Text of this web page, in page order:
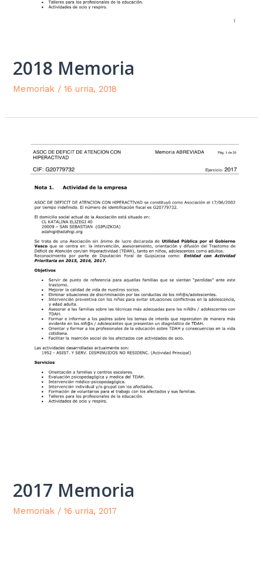
2018 Memoria
Memoriak /16 urria, 2018
2017 Memoria
Memoriak /16 urria, 2017